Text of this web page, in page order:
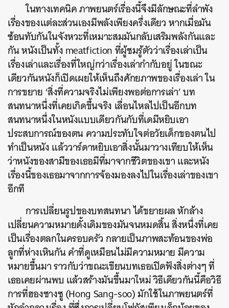
ในทางเทคนิค ภาพยนตร์เรื่องนี้จึงมีลักษณะที่ลำพัง
เรื่องของแต่ละส่วนเองมีพลังเพียงครึ่งเดียว หากเมื่อมัน
ซ้อนทับกันในจังหวะที่เหมาะสมมันกลับเสริมพลังกันและ
กัน หนังเป็นทั้ง meatfiction ที่ผู้ชมรู้ตัวว่าเรื่องเล่าเป็น
เรื่องเล่าและเรื่องที่ใหญ่กว่าเรื่องเล่ากำกับอยู่ ในขณะ
เดียวกันหนังก็เปิดเผยให้เห็นถึงศักยภาพของเรื่องเล่า ใน
การขยาย ‘สิ่งที่ความจริงไม่เพียงพอต่อการเล่า’ บท
สนทนาหนึ่งที่เคยเกิดขึ้นจริง เลื่อนไหลไปเป็นอีกบท
สนทนาหนึ่งในหนังแบบเดียวกันกับที่เดมีหยิบเอา
ประสบการณ์ของตน ความประทับใจต่อวัยเด็กของตนไป
ทำเป็นหนัง แล้ววาร์ดาหยิบเอาสิ่งนั้นมาวางเทียบให้เห็น
ว่าหนังของสามีของเธอมีที่มาจากชีวิตของเขา และหนัง
เรื่องนี้ของเธอมาจากการจ้องมองลงไปในเรื่องเล่าของเขา
อีกที
การเปลี่ยนรูปของบทสนทนา ได้ขยายผล หักล้าง
เปลี่ยนความหมายดั้งเดิมของมันจนหมดสิ้น สิ่งหนึ่งที่เคย
เป็นเรื่องตลกในครอบครัว กลายเป็นภาพสะท้อนของพ่อ
ลูกที่ห่างเหินกัน คำที่ดูเหมือนไม่มีความหมาย มีความ
หมายขึ้นมา ราวกับว่าขณะเขียนบทเธอเปิดฟังสิ่งต่างๆ ที่
เธอเคยผ่านพบ แล้วสร้างมันขึ้นมาใหม่ วิธีเดียวกันนี้คือวิธี
การที่ฮองซางซู (Hong Sang-soo) มักใช้ในภาพยนตร์ที่
ค้นหา
SHARE TWEET LINE EMAIL